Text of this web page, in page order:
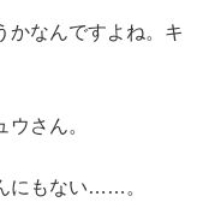
かなんですよね。キ
さん。
にもない……。